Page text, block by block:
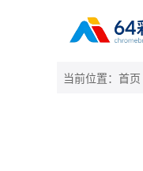
当前位置： 首页